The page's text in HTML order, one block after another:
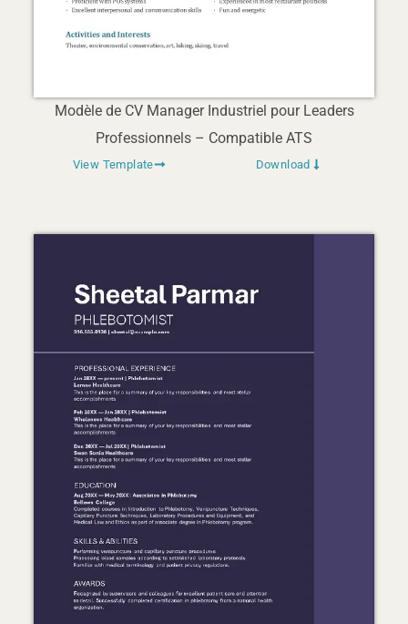
Modèle de CV Manager Industriel pour Leaders
Professionnels – Compatible ATS
View Template Download